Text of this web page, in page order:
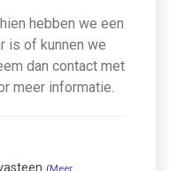
hebben we een
is of kunnen we
dan contact met
meer informatie.
(Meer